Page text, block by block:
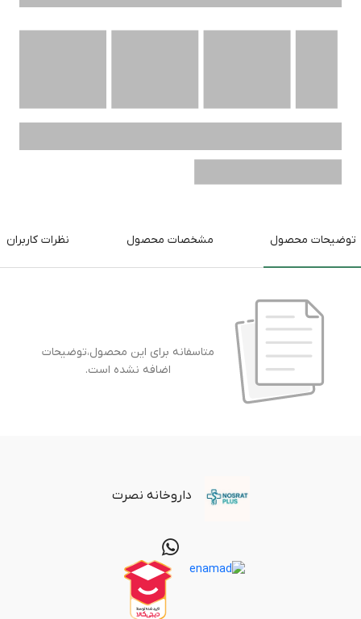
توضیحات محصول مشخصات محصول نظرات کاربران
متاسفانه برای این محصول،توضیحات
اضافه نشده است.
داروخانه نصرت